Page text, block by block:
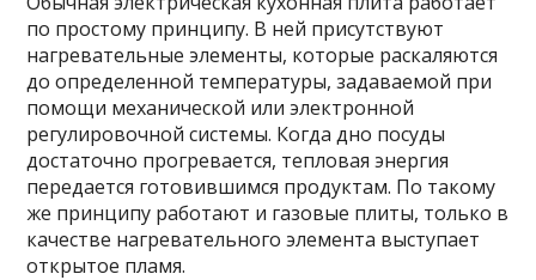
по простому принципу. В ней присутствуют
нагревательные элементы, которые раскаляются
до определенной температуры, задаваемой при
помощи механической или электронной
регулировочной системы. Когда дно посуды
достаточно прогревается, тепловая энергия
передается готовившимся продуктам. По такому
же принципу работают и газовые плиты, только в
качестве нагревательного элемента выступает
открытое пламя.